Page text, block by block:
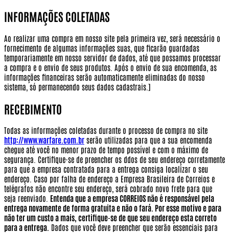
INFORMAÇÕES COLETADAS
Ao realizar uma compra em nosso site pela primeira vez, será necessário o
fornecimento de algumas informações suas, que ficarão guardadas
temporariamente em nosso servidor de dados, até que possamos processar
a compra e o envio de seus produtos. Após o envio de sua encomenda, as
informações financeiras serão automaticamente eliminadas do nosso
sistema, só permanecendo seus dados cadastrais.]
RECEBIMENTO
Todas as informações coletadas durante o processo de compra no site
http://www.warfare.com.br serão utilizadas para que a sua encomenda
chegue até você no menor prazo de tempo possível e com o máximo de
segurança. Certifique-se de preencher os ddos de seu endereço corretamente
para que a empresa contratada para a entrega consiga localizar o seu
endereço. Caso por falha de endereço a Empresa Brasileira de Correios e
telégrafos não encontre seu endereço, será cobrado novo frete para que
seja reenviado. Entenda que a empresa CORREIOS não é responsável pela
entrega novamente de forma gratuita e não o fará. Por esse motivo e para
não ter um custo a mais, certifique-se de que seu endereço esta correto
para a entrega. Dados que você deve preencher que serão essenciais para